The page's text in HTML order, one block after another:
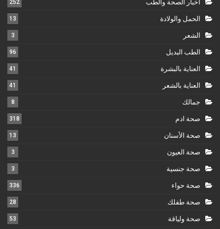
اخبار الصحة والطب 252
الحمل والولادة 13
الشعر 3
الطب البديل 96
العناية بالبشرة 41
العناية بالشعر 41
جمالك 8
صحة ادم 318
صحة الأسنان 13
صحة العيون 3
صحة جنسية 3
صحة حواء 336
صحة طفلك 28
صحة ولياقة 53